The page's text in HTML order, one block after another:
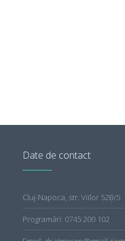
Date de contact
Cluj-Napoca, str. Viilor 52B/5
Programări: 0745 200 102